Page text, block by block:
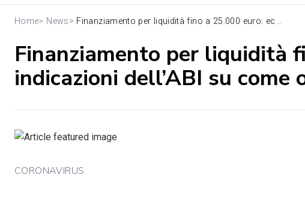
Home> News> Finanziamento per liquidità fino a 25.000 euro: ec...
Finanziamento per liquidità
indicazioni dell’ABI su come
CORONAVIRUS